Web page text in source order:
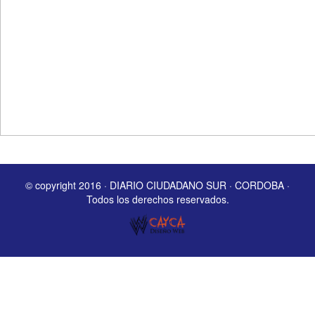
© copyright 2016 · DIARIO CIUDADANO SUR · CORDOBA ·
Todos los derechos reservados.